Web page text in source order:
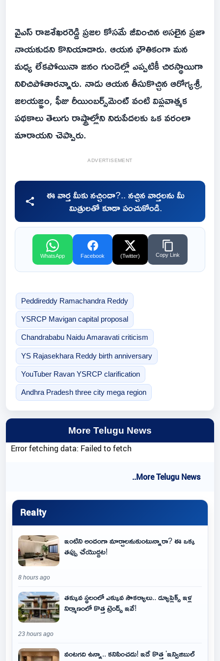
వైఎస్ రాజశేఖరరెడ్డి ప్రజల కోసమే జీవించిన అసలైన ప్రజా
నాయకుడని కొనియాడారు. ఆయన భౌతికంగా మన
మధ్య లేకపోయినా జనం గుండెల్లో ఎప్పటికీ చిరస్థాయిగా
నిలిచిపోతారన్నారు. నాడు ఆయన తీసుకొచ్చిన ఆరోగ్యశ్రీ,
జలయజ్ఞం, ఫీజు రీయింబర్స్‌మెంట్ వంటి విప్లవాత్మక
పథకాలు తెలుగు రాష్ట్రాల్లోని నిరుపేదలకు ఒక వరంలా
మారాయని చెప్పారు.
ADVERTISEMENT
ఈ వార్త మీకు నచ్చిందా?.. నచ్చిన వార్తలను మీ
మిత్రులతో కూడా పంచుకోండి.
WhatsApp Facebook (Twitter) Copy Link
Peddireddy Ramachandra Reddy
YSRCP Mavigan capital proposal
Chandrababu Naidu Amaravati criticism
YS Rajasekhara Reddy birth anniversary
YouTuber Ravan YSRCP clarification
Andhra Pradesh three city mega region
More Telugu News
Error fetching data: Failed to fetch
..More Telugu News
Realty
ఇంటిని అందంగా మార్చాలనుకుంటున్నారా? ఈ ఒక్క
తప్పు చేయొద్దట!
8 hours ago
తక్కువ స్థలంలో ఎక్కువ సౌకర్యాలు.. డ్యూప్లెక్స్ ఇళ్ల
నిర్మాణంలో కొత్త ట్రెండ్స్ ఇవే!
23 hours ago
వంటగది ఉన్నా.. కనిపించదు! ఇదే కొత్త 'ఇన్విజిబుల్